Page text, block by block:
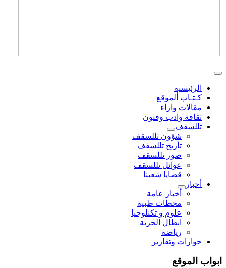
الرئيسية
كـتـاب ألموقع
مقالات واراء
ثقافة وادب وفنون
تللسقف
شؤون تللسقف
تأريخ تللسقف
صور تللسقف
عوائل تللسقف
قضايا شعبنا
أخبار
أخبار عامة
محطات طبية
علوم و تکنلوجیا
ابطال الحرية
رياضة
حوارات وتقارير
ابواب الموقع